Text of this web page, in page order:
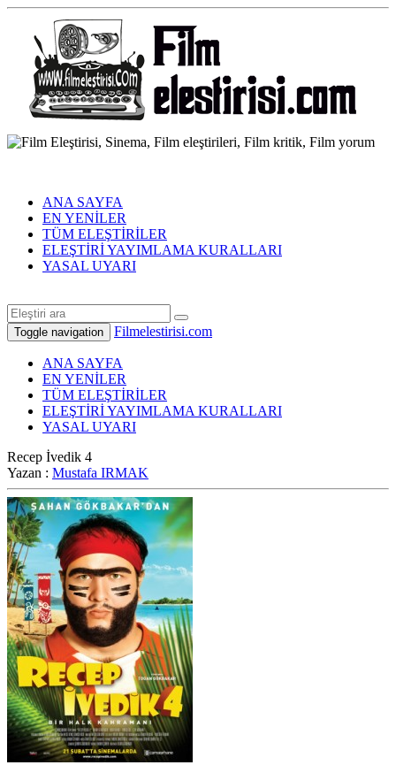
ANA SAYFA
EN YENİLER
TÜM ELEŞTİRİLER
ELEŞTİRİ YAYIMLAMA KURALLARI
YASAL UYARI
Toggle navigation Filmelestirisi.com
ANA SAYFA
EN YENİLER
TÜM ELEŞTİRİLER
ELEŞTİRİ YAYIMLAMA KURALLARI
YASAL UYARI
Recep İvedik 4
Yazan : Mustafa IRMAK